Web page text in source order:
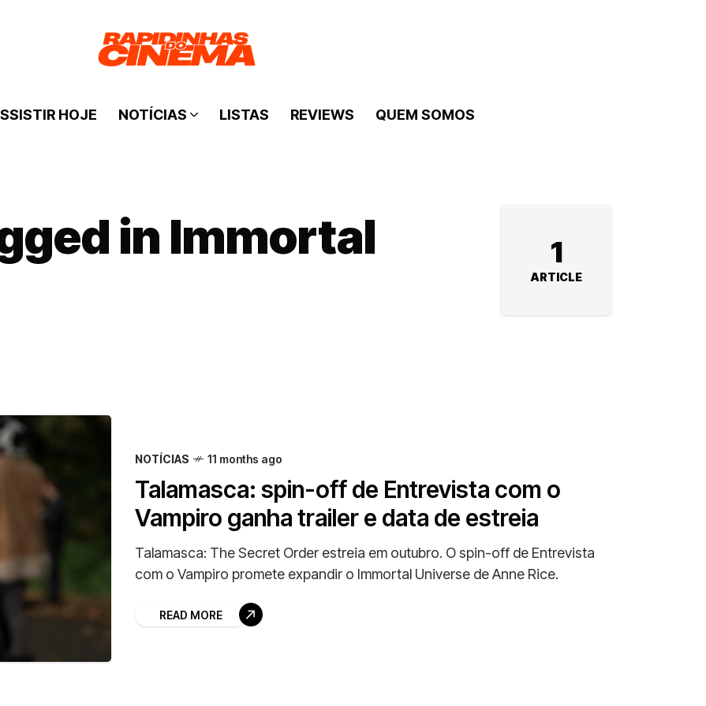
HOJE NOTÍCIAS LISTAS REVIEWS QUEM SOMOS
in Immortal
1
ARTICLE
NOTÍCIAS 11 months ago
Talamasca: spin-off de Entrevista com o
Vampiro ganha trailer e data de estreia
Talamasca: The Secret Order estreia em outubro. O spin-off de Entrevista
com o Vampiro promete expandir o Immortal Universe de Anne Rice.
READ MORE